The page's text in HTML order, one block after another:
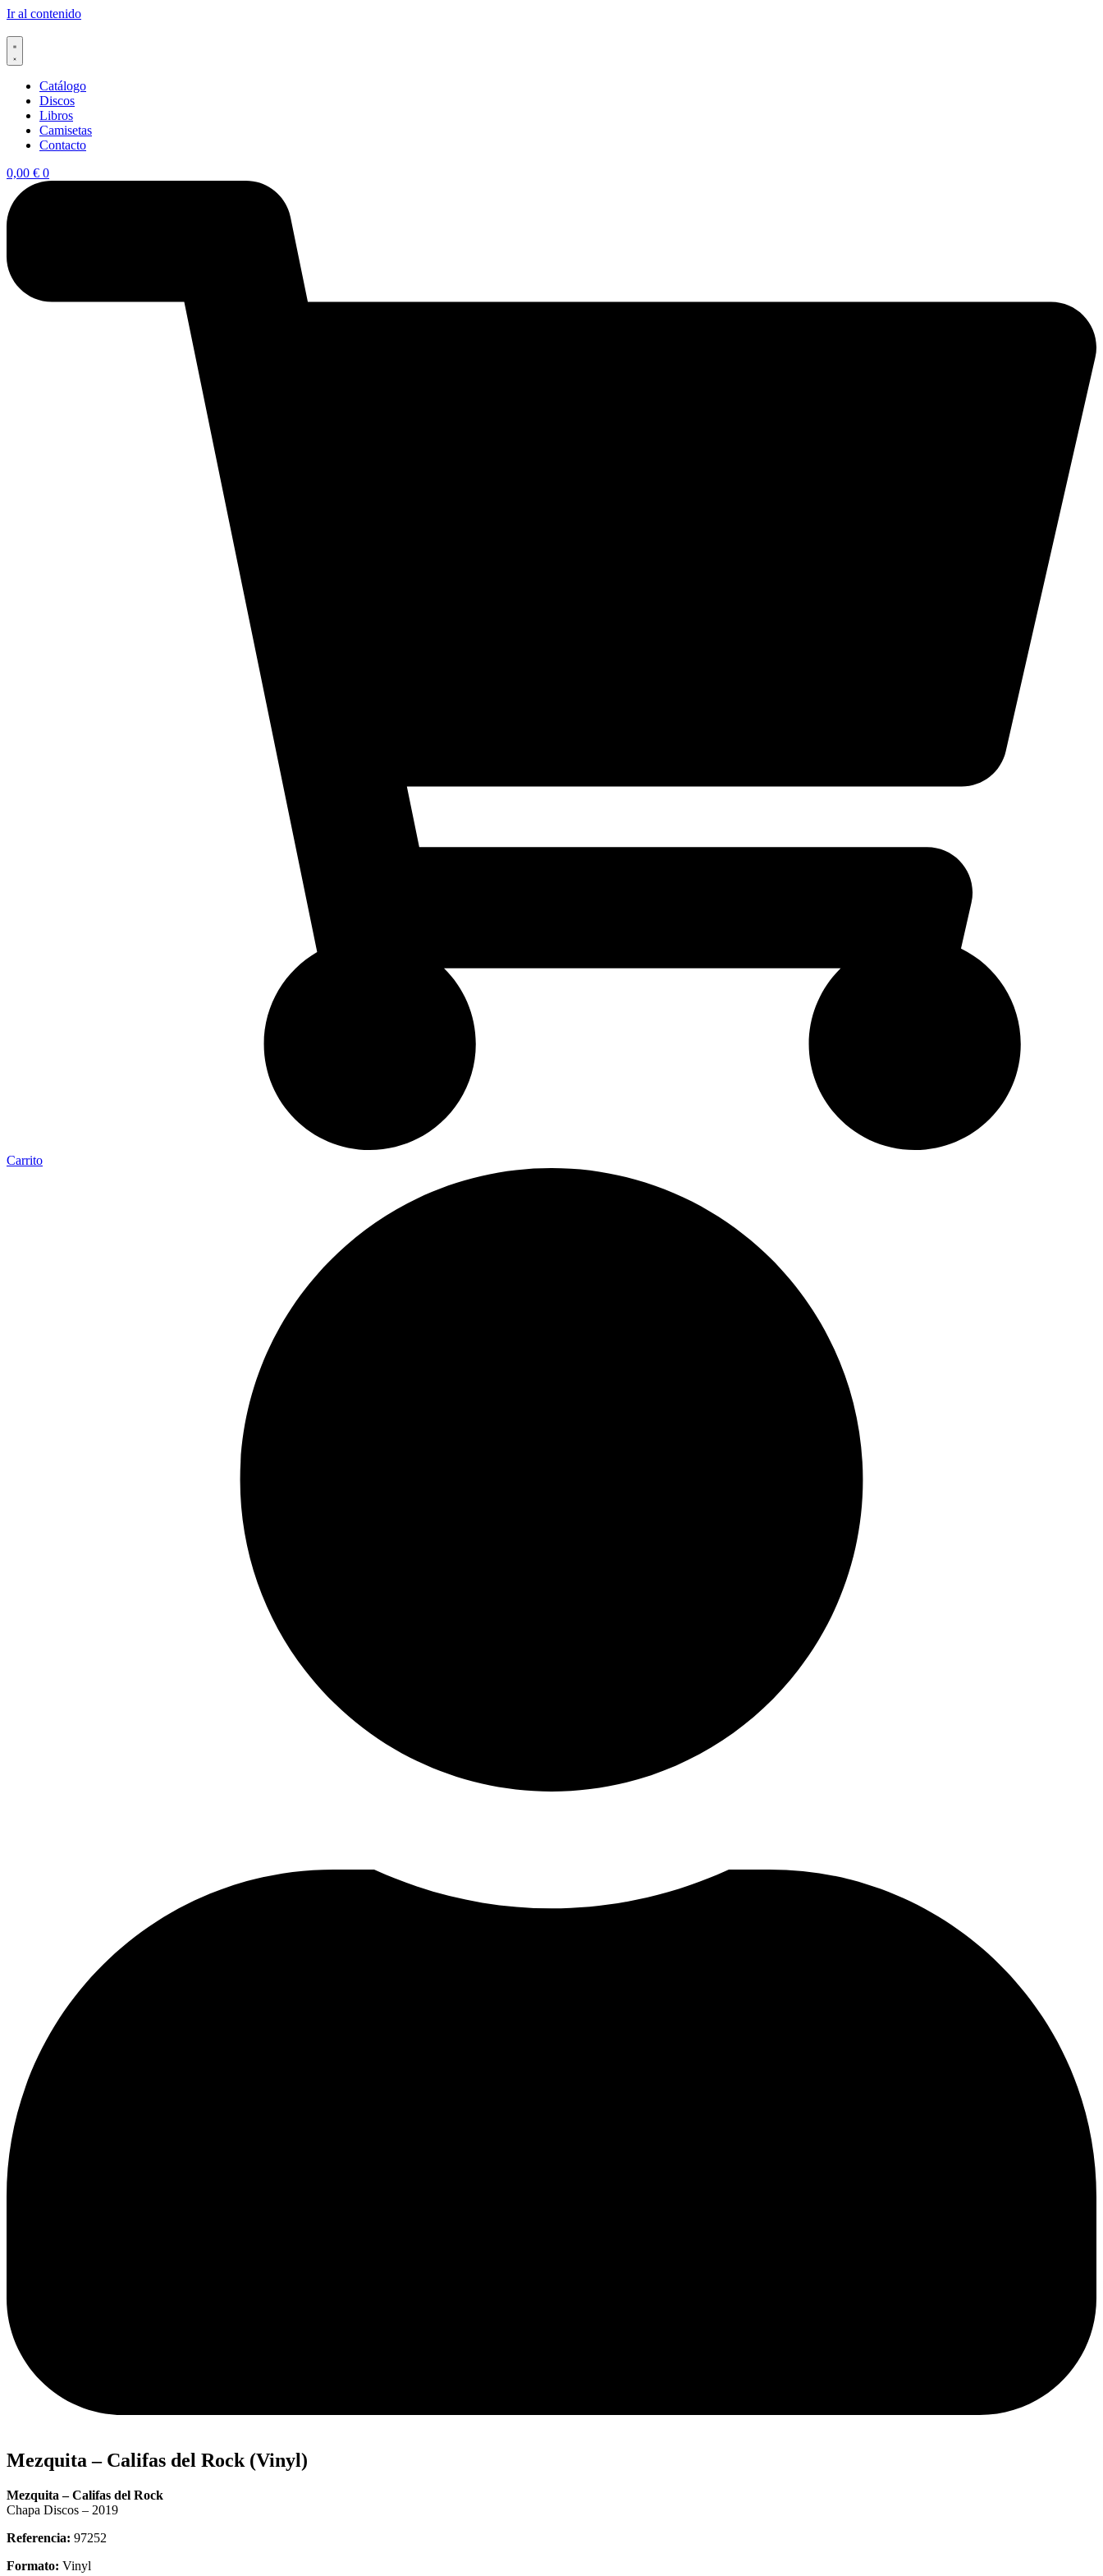
Ir al contenido
Catálogo
Discos
Libros
Camisetas
Contacto
0,00 € 0
Carrito
Mezquita – Califas del Rock (Vinyl)
Mezquita – Califas del Rock
Chapa Discos – 2019
Referencia: 97252
Formato: Vinyl